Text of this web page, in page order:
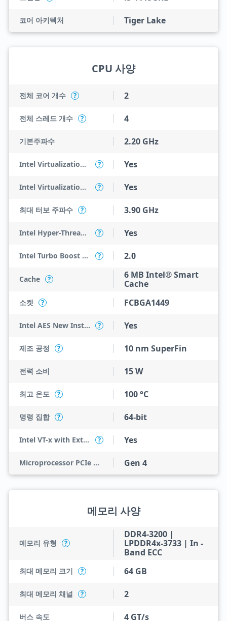
코어 아키텍처 Tiger Lake
CPU 사양
전체 코어 개수 ? 2
전체 스레드 개수 ? 4
기본주파수 2.20 GHz
Intel Virtualization Technology (VT-x) ? Yes
Intel Virtualization Technology for Directed I/O (VT-d) ? Yes
최대 터보 주파수 ? 3.90 GHz
Intel Hyper-Threading Technology ? Yes
Intel Turbo Boost Technology ? 2.0
Cache ?
6 MB Intel® Smart
Cache
소켓 ? FCBGA1449
Intel AES New Instructions ? Yes
제조 공정 ? 10 nm SuperFin
전력 소비 15 W
최고 온도 ? 100 °C
명령 집합 ? 64-bit
Intel VT-x with Extended Page Tables (EPT) ? Yes
Microprocessor PCIe Revision Gen 4
메모리 사양
메모리 유형 ?
DDR4-3200 |
LPDDR4x-3733 | In -
Band ECC
최대 메모리 크기 ? 64 GB
최대 메모리 채널 ? 2
버스 속도 4 GT/s